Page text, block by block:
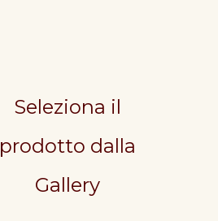
Seleziona il
prodotto dalla
Gallery